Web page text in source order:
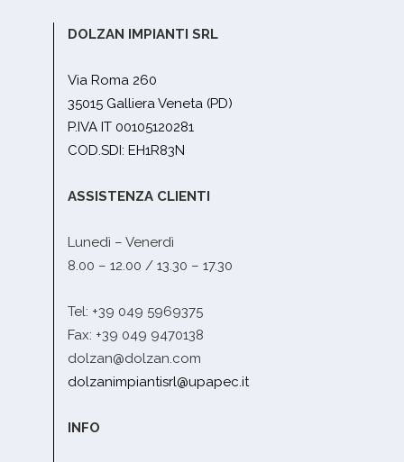
DOLZAN IMPIANTI SRL
Via Roma 260
35015 Galliera Veneta (PD)
P.IVA IT 00105120281
COD.SDI: EH1R83N
ASSISTENZA CLIENTI
Lunedì – Venerdì
8.00 – 12.00 / 13.30 – 17.30
Tel: +39 049 5969375
Fax: +39 049 9470138
dolzan@dolzan.com
dolzanimpiantisrl@upapec.it
INFO